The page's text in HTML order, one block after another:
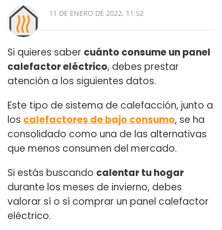
11 DE ENERO DE 2022, 11:52
Si quieres saber cuánto consume un panel
calefactor eléctrico, debes prestar
atención a los siguientes datos.
Este tipo de sistema de calefacción, junto a
los calefactores de bajo consumo, se ha
consolidado como una de las alternativas
que menos consumen del mercado.
Si estás buscando calentar tu hogar
durante los meses de invierno, debes
valorar sí o sí comprar un panel calefactor
eléctrico.